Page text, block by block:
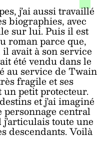
j’ai aussi travaillé
biographies, avec
sur lui. Puis il est
roman parce que,
avait à son service
été vendu dans le
au service de Twain
fragile et ses
un petit protecteur.
et j’ai imaginé
personnage central
toute une
descendants. Voilà